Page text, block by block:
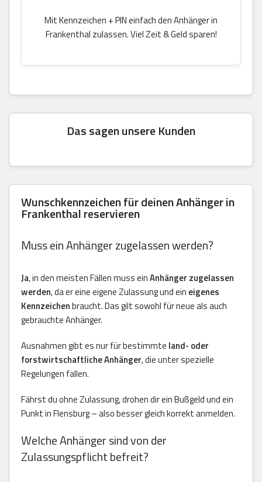
Mit Kennzeichen + PIN einfach den Anhänger in
Frankenthal zulassen. Viel Zeit & Geld sparen!
Das sagen unsere Kunden
Wunschkennzeichen für deinen Anhänger in
Frankenthal reservieren
Muss ein Anhänger zugelassen werden?
Ja, in den meisten Fällen muss einAnhänger zugelassen
werden, da er eine eigene Zulassung und ein eigenes
Kennzeichenbraucht. Das gilt sowohl für neue als auch
gebrauchte Anhänger.
Ausnahmen gibt es nur für bestimmte land- oder
forstwirtschaftliche Anhänger, die unter spezielle
Regelungen fallen.
Fährst du ohne Zulassung, drohen dir ein Bußgeld und ein
Punkt in Flensburg – also besser gleich korrekt anmelden.
Welche Anhänger sind von der
Zulassungspflicht befreit?